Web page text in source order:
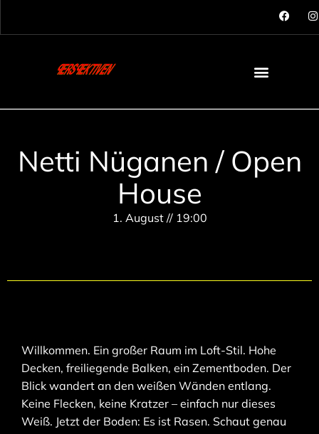
Netti Nüganen / Open
House
1. August // 19:00
Willkommen. Ein großer Raum im Loft-Stil. Hohe
Decken, freiliegende Balken, ein Zementboden. Der
Blick wandert an den weißen Wänden entlang.
Keine Flecken, keine Kratzer – einfach nur dieses
Weiß. Jetzt der Boden: Es ist Rasen. Schaut genau